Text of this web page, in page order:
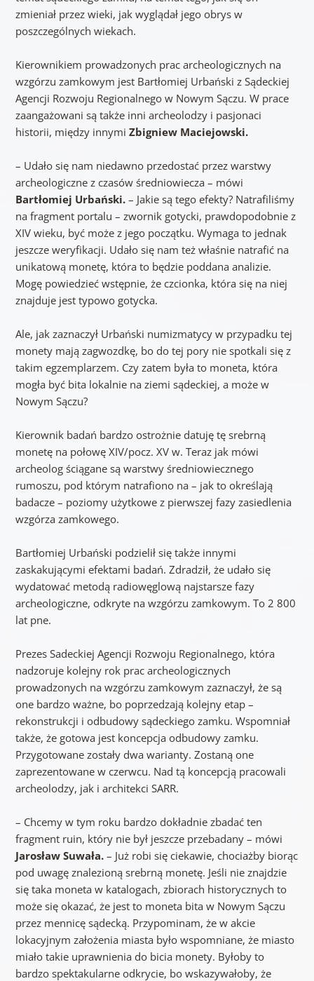
zmieniał przez wieki, jak wyglądał jego obrys w
poszczególnych wiekach.
Kierownikiem prowadzonych prac archeologicznych na
wzgórzu zamkowym jest Bartłomiej Urbański z Sądeckiej
Agencji Rozwoju Regionalnego w Nowym Sączu. W prace
zaangażowani są także inni archeolodzy i pasjonaci
historii, między innymi Zbigniew Maciejowski.
– Udało się nam niedawno przedostać przez warstwy
archeologiczne z czasów średniowiecza – mówi
Bartłomiej Urbański.– Jakie są tego efekty? Natrafiliśmy
na fragment portalu – zwornik gotycki, prawdopodobnie z
XIV wieku, być może z jego początku. Wymaga to jednak
jeszcze weryfikacji. Udało się nam też właśnie natrafić na
unikatową monetę, która to będzie poddana analizie.
Mogę powiedzieć wstępnie, że czcionka, która się na niej
znajduje jest typowo gotycka.
Ale, jak zaznaczył Urbański numizmatycy w przypadku tej
monety mają zagwozdkę, bo do tej pory nie spotkali się z
takim egzemplarzem. Czy zatem była to moneta, która
mogła być bita lokalnie na ziemi sądeckiej, a może w
Nowym Sączu?
Kierownik badań bardzo ostrożnie datuję tę srebrną
monetę na połowę XIV/pocz. XV w. Teraz jak mówi
archeolog ściągane są warstwy średniowiecznego
rumoszu, pod którym natrafiono na – jak to określają
badacze – poziomy użytkowe z pierwszej fazy zasiedlenia
wzgórza zamkowego.
Bartłomiej Urbański podzielił się także innymi
zaskakującymi efektami badań. Zdradził, że udało się
wydatować metodą radiowęglową najstarsze fazy
archeologiczne, odkryte na wzgórzu zamkowym. To 2 800
lat pne.
Prezes Sadeckiej Agencji Rozwoju Regionalnego, która
nadzoruje kolejny rok prac archeologicznych
prowadzonych na wzgórzu zamkowym zaznaczył, że są
one bardzo ważne, bo poprzedzają kolejny etap –
rekonstrukcji i odbudowy sądeckiego zamku. Wspomniał
także, że gotowa jest koncepcja odbudowy zamku.
Przygotowane zostały dwa warianty. Zostaną one
zaprezentowane w czerwcu. Nad tą koncepcją pracowali
archeolodzy, jak i architekci SARR.
– Chcemy w tym roku bardzo dokładnie zbadać ten
fragment ruin, który nie był jeszcze przebadany – mówi
Jarosław Suwała.– Już robi się ciekawie, chociażby biorąc
pod uwagę znalezioną srebrną monetę. Jeśli nie znajdzie
się taka moneta w katalogach, zbiorach historycznych to
może się okazać, że jest to moneta bita w Nowym Sączu
przez mennicę sądecką. Przypominam, że w akcie
lokacyjnym założenia miasta było wspomniane, że miasto
miało takie uprawnienia do bicia monety. Byłoby to
bardzo spektakularne odkrycie, bo wskazywałoby, że